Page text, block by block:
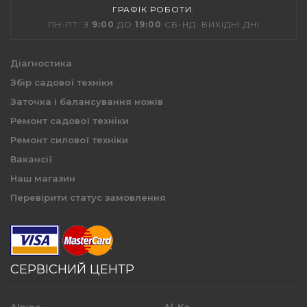
ГРАФІК РОБОТИ :
ПН-ПТ: З 9:00 ДО 19:00 СБ-НД: ВИХІДНІ ДНІ
Діагностика
Збір садової техніки
Заточка і балансування ножів
Ремонт садової техніки
Ремонт силової техніки
Вакансії
Наш магазин
Перевірити статус замовлення
СЕРВІСНИЙ ЦЕНТР